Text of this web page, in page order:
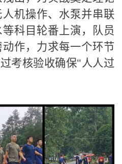
机操作、水泵并串联
科目轮番上演，队员
作，力求每一个环节
考核验收确保" 人人过